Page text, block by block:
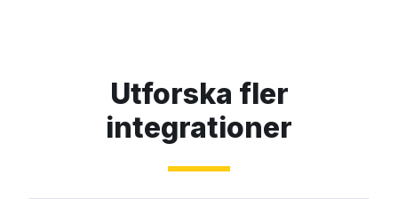
Utforska fler
integrationer